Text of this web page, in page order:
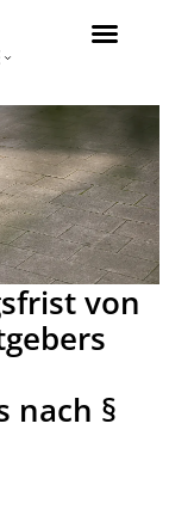
von
nach §